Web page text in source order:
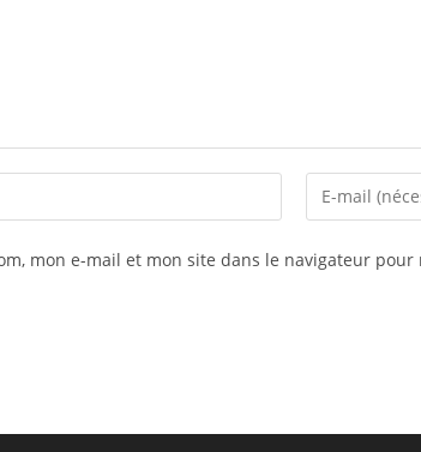
mon e-mail et mon site dans le navigateur